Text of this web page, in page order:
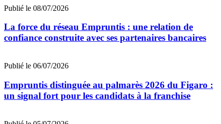
Publié le 08/07/2026
La force du réseau Empruntis : une relation de
confiance construite avec ses partenaires bancaires
Publié le 06/07/2026
Empruntis distinguée au palmarès 2026 du Figaro :
un signal fort pour les candidats à la franchise